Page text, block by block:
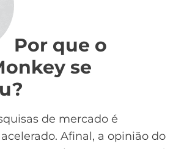
Por que o
se
de mercado é
Afinal, a opinião do